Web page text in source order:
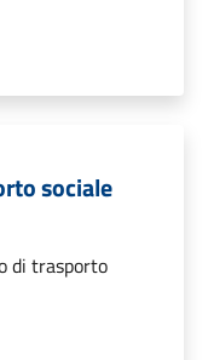
sociale
di trasporto